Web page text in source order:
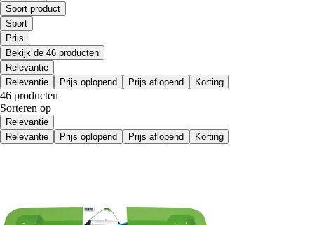
Soort product
Sport
Prijs
Bekijk de 46 producten
Relevantie
Relevantie
Prijs oplopend Prijs aflopend Korting
46 producten
Sorteren op
Relevantie
Relevantie
Prijs oplopend Prijs aflopend Korting